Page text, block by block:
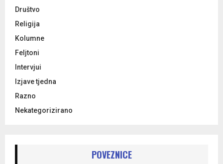
Društvo
Religija
Kolumne
Feljtoni
Intervjui
Izjave tjedna
Razno
Nekategorizirano
POVEZNICE